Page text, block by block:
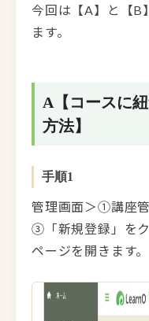
今回は【A】と【B
ます。
A【コースに
方法】
手順1
管理画面＞①講座
③「新規登録」を
ページを開きます。